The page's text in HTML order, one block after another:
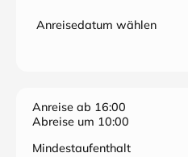
Anreisedatum wählen
Anreise ab 16:00
Abreise um 10:00
Mindestaufenthalt